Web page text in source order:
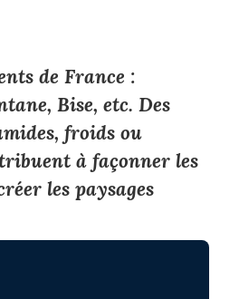
de France :
Bise, etc. Des
froids ou
à façonner les
les paysages